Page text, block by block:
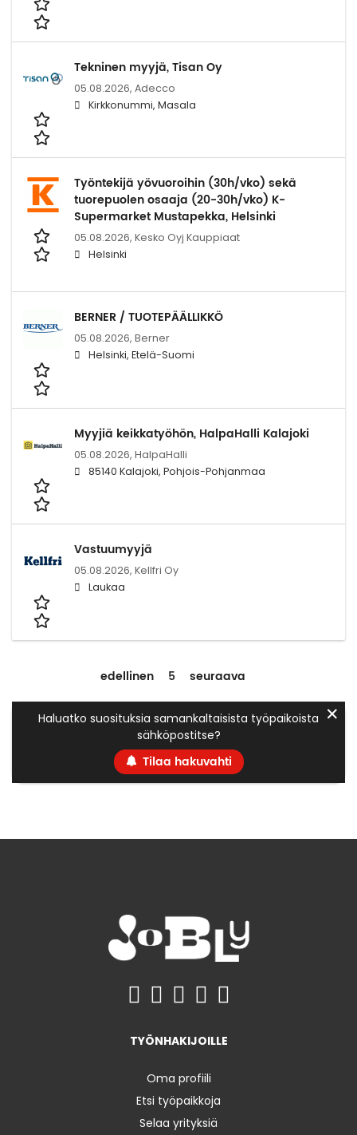
Tekninen myyjä, Tisan Oy
05.08.2026, Adecco
Kirkkonummi, Masala
Työntekijä yövuoroihin (30h/vko) sekä
tuorepuolen osaaja (20-30h/vko) K-
Supermarket Mustapekka, Helsinki
05.08.2026, Kesko Oyj Kauppiaat
Helsinki
BERNER / TUOTEPÄÄLLIKKÖ
05.08.2026, Berner
Helsinki, Etelä-Suomi
Myyjiä keikkatyöhön, HalpaHalli Kalajoki
05.08.2026, HalpaHalli
85140 Kalajoki, Pohjois-Pohjanmaa
Vastuumyyjä
05.08.2026, Kellfri Oy
Laukaa
edellinen 5 seuraava
Haluatko suosituksia samankaltaisista työpaikoista
sähköpostitse?
Tilaa hakuvahti
✕
TYÖNHAKIJOILLE
Oma profiili
Etsi työpaikkoja
Selaa yrityksiä